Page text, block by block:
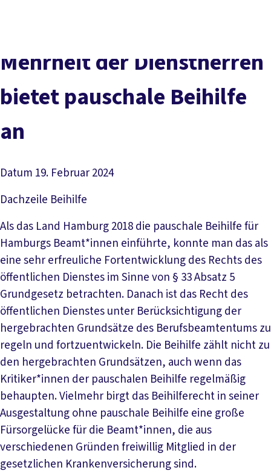
Service
Mitmachen Politik
Mehrheit der Dienstherren
bietet pauschale Beihilfe
an
Datum 19. Februar 2024
Dachzeile Beihilfe
Als das Land Hamburg 2018 die pauschale Beihilfe für
Hamburgs Beamt*innen einführte, konnte man das als
eine sehr erfreuliche Fortentwicklung des Rechts des
öffentlichen Dienstes im Sinne von § 33 Absatz 5
Grundgesetz betrachten. Danach ist das Recht des
öffentlichen Dienstes unter Berücksichtigung der
hergebrachten Grundsätze des Berufsbeamtentums zu
regeln und fortzuentwickeln. Die Beihilfe zählt nicht zu
den hergebrachten Grundsätzen, auch wenn das
Kritiker*innen der pauschalen Beihilfe regelmäßig
behaupten. Vielmehr birgt das Beihilferecht in seiner
Ausgestaltung ohne pauschale Beihilfe eine große
Fürsorgelücke für die Beamt*innen, die aus
verschiedenen Gründen freiwillig Mitglied in der
gesetzlichen Krankenversicherung sind.